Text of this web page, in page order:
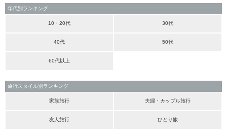
年代別ランキング
10・20代 30代
40代 50代
60代以上
旅行スタイル別ランキング
家族旅行 夫婦・カップル旅行
友人旅行 ひとり旅